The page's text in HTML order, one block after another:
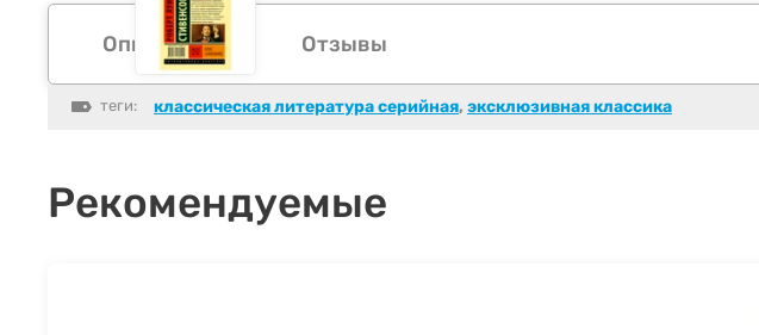
Описание Отзывы
теги: классическая литература серийная, эксклюзивная классика
Рекомендуемые